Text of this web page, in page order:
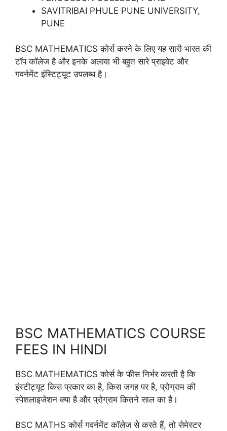
SAVITRIBAI PHULE PUNE UNIVERSITY,
PUNE
BSC MATHEMATICS कोर्स करने के लिए यह सारी भारत की
टॉप कॉलेज है और इनके अलावा भी बहुत सारे प्राइवेट और
गवर्नमेंट इंस्टिट्यूट उपलब्ध है।
BSC MATHEMATICS COURSE
FEES IN HINDI
BSC MATHEMATICS कोर्स के फीस निर्भर करती है कि
इंस्टीट्यूट किस प्रकार का है, किस जगह पर है, प्रोग्राम की
स्पेशलाइजेशन क्या है और प्रोग्राम कितने साल का है।
BSC MATHS कोर्स गवर्नमेंट कॉलेज से करते हैं, तो सेमेस्टर